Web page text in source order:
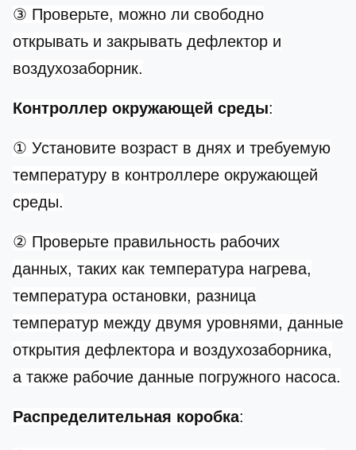
③ Проверьте, можно ли свободно
открывать и закрывать дефлектор и
воздухозаборник.
Контроллер окружающей среды:
① Установите возраст в днях и требуемую
температуру в контроллере окружающей
среды.
② Проверьте правильность рабочих
данных, таких как температура нагрева,
температура остановки, разница
температур между двумя уровнями, данные
открытия дефлектора и воздухозаборника,
а также рабочие данные погружного насоса.
Распределительная коробка: